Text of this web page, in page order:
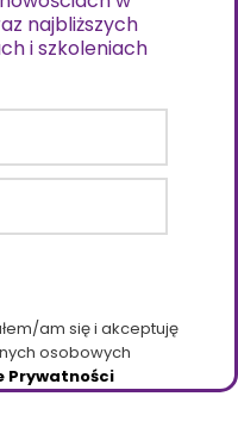
najbliższych
i szkoleniach
am się i akceptuję
osobowych
Prywatności